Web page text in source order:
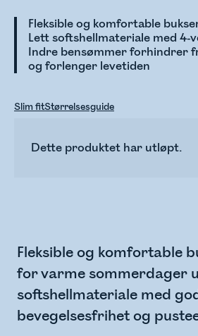
Fleksible og komfortable
Lett softshellmateriale med 4-
Indre bensømmer forhindrer
og forlenger levetiden
Slim fitStørrelsesguide
Dette produktet har utløpt.
Fleksible og komfortable
for varme sommerdager
softshellmateriale med
bevegelsesfrihet og